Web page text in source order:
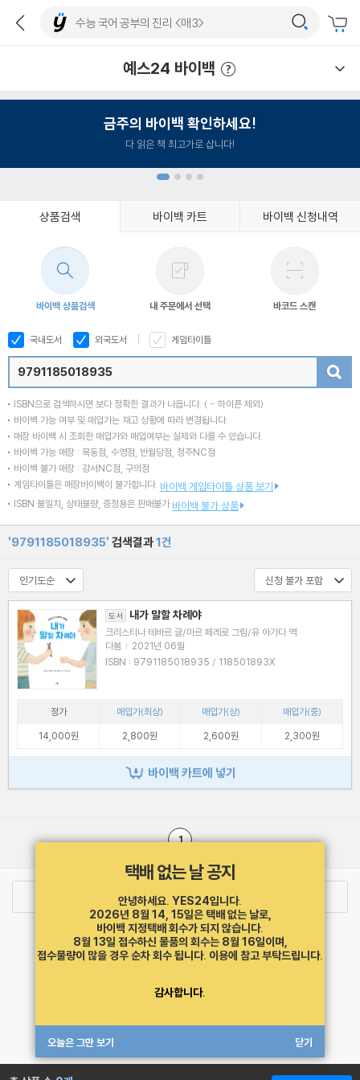
예스24 바이백
금주의 바이백 확인하세요!
다 읽은 책 최고가로 삽니다!
상품검색 바이백 카트 바이백 신청내역
바이백 상품검색 내 주문에서 선택 바코드 스캔
국내도서 외국도서 게임타이틀
ISBN으로 검색하시면 보다 정확한 결과가 나옵니다. ( - 하이픈 제외)
바이백 가능 여부 및 매입가는 재고 상황에 따라 변경됩니다.
매장 바이백 시 조회한 매입가와 매입여부는 실제와 다를 수 있습니다.
바이백 가능 매장 : 목동점, 수영점, 반월당점, 청주NC점
바이백 불가 매장 : 강서NC점, 구의점
게임타이틀은 매장바이백이 불가합니다. 바이백 게임타이틀 상품 보기
ISBN 불일치, 상태불량, 증정용은 판매불가 바이백 불가 상품
'9791185018935' 검색결과1건
도서 내가 말할 차례야
크리스티나 테바르 글/마르 페레로 그림/유 아가다 역
다봄 | 2021년 06월
ISBN : 9791185018935 / 118501893X
정가 매입가(최상) 매입가(상)
매입가(중)
14,000원
2,800원 2,600원 2,300원
바이백 카트에 넣기
1
택배 없는 날 공지
안녕하세요. YES24입니다.
2026년 8월 14, 15일은 택배 없는 날로,
바이백 지정택배 회수가 되지 않습니다.
8월 13일 접수하신 물품의 회수는 8월 16일이며,
접수물량이 많을 경우 순차 회수 됩니다. 이용에 참고 부탁드립니다.
감사합니다.
오늘은 그만 보기 닫기
최근 본 상품
고객센터 1544-3800 티켓 1544-6399
중고샵 1566-4295
eBook 1:1문의/채팅상담
개인정보처리방침
도서홍보
광고
MATOM16